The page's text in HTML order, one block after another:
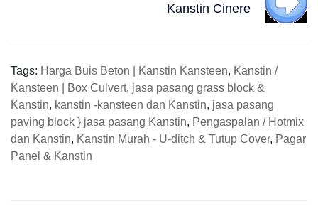
Kanstin Cinere
Tags: Harga Buis Beton | Kanstin Kansteen, Kanstin /
Kansteen | Box Culvert, jasa pasang grass block &
Kanstin, kanstin -kansteen dan Kanstin, jasa pasang
paving block } jasa pasang Kanstin, Pengaspalan / Hotmix
dan Kanstin, Kanstin Murah - U-ditch & Tutup Cover, Pagar
Panel & Kanstin